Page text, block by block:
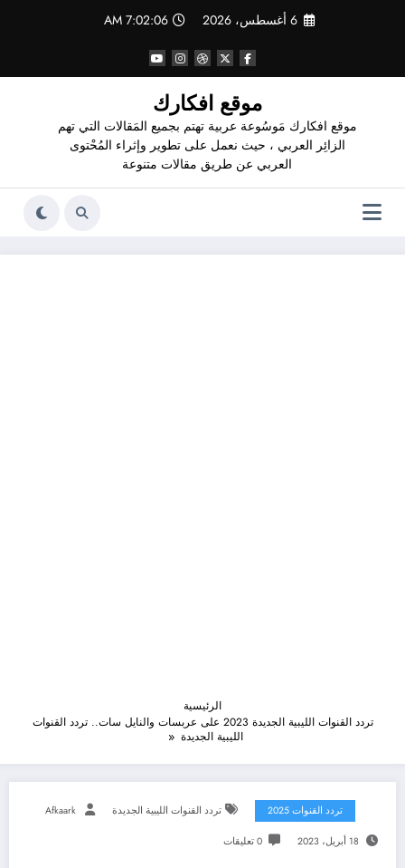
6 أغسطس، 2026 7:02:07 AM
موقع افكارك
موقع افكارك مَوسُوعة عربية تهتم بجميع المَقالات التي تهم
الزائِر العربي ، حيث نعمل على تطوير وإثراء المُحْتوى
العربي عن طريق مقالات متنوعة
الرئيسية
تردد القنوات الليبية الجديدة 2023 على عربسات والنايل سات.. تردد القنوات
الليبية الجديدة
تردد القنوات 2025 تردد القنوات الليبية الجديدة Afkaark
18 أبريل، 2023 0 تعليقات